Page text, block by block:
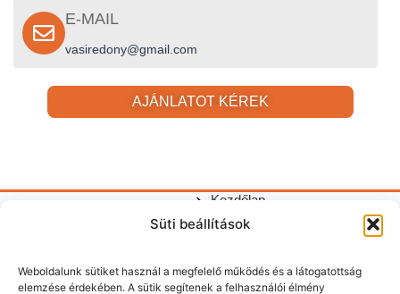
Süti beállítások
Weboldalunk sütiket használ a megfelelő működés és a látogatottság
elemzése érdekében. A sütik segítenek a felhasználói élmény
E-MAIL
vasiredony@gmail.com
AJÁNLATOT KÉREK
garázskapuk
telepítése
Gyors
Kezdőlap
Redőnyök
javítás
Garázskapu
Hasznos
Kapcsolódó
Adatkezelési
tájékoztató
Impresszum
|
©
2026